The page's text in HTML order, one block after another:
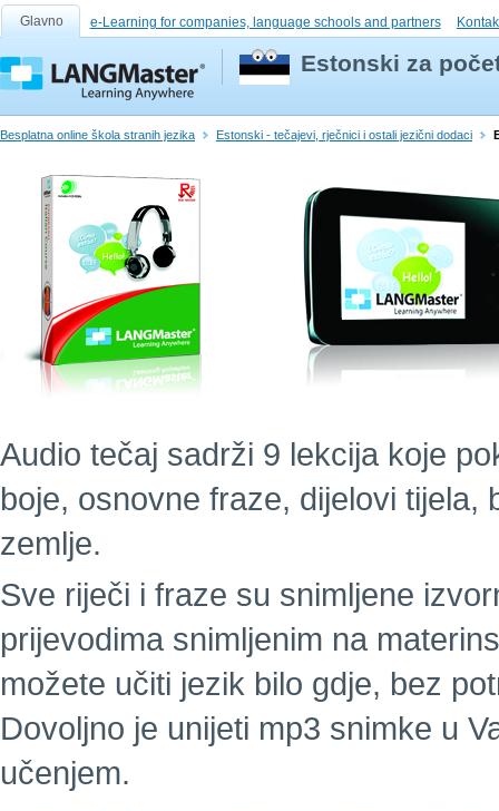
Glavno e-Learning for companies, language schools and partners
Estonski za
Besplatna online škola stranih jezika Estonski - tečajevi, rječnici i ostali jezični dodaci
Audio tečaj sadrži 9 lekcija koje
boje, osnovne fraze, dijelovi
zemlje.
Sve riječi i fraze su snimljene
prijevodima snimljenim na
možete učiti jezik bilo gdje, bez
Dovoljno je unijeti mp3 snimke u
učenjem.